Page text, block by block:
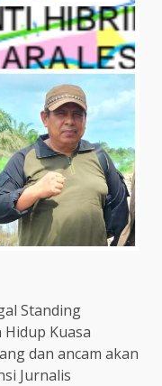
Standing
Kuasa
dan ancam akan
Jurnalis